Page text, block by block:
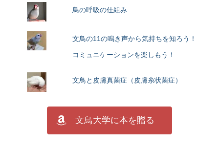
鳥の呼吸の仕組み
文鳥の11の鳴き声から気持ちを知ろう！
コミュニケーションを楽しもう！
文鳥と皮膚真菌症（皮膚糸状菌症）
文鳥大学に本を贈る